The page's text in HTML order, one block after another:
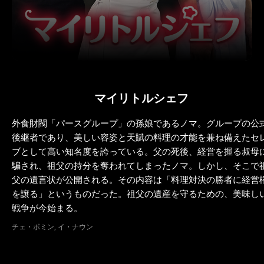
マイリトルシェフ
外食財閥「パースグループ」の孫娘であるノマ。グループの公
後継者であり、美しい容姿と天賦の料理の才能を兼ね備えたセ
ブとして高い知名度を誇っている。父の死後、経営を握る叔母
騙され、祖父の持分を奪われてしまったノマ。しかし、そこで
父の遺言状が公開される。その内容は「料理対決の勝者に経営
を譲る」というものだった。祖父の遺産を守るための、美味し
戦争が今始まる。
チェ・ボミン, イ・ナウン